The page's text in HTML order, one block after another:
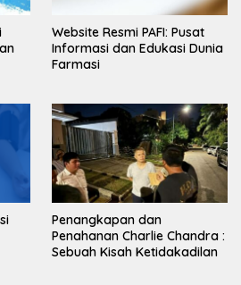
Website Resmi PAFI: Pusat
Informasi dan Edukasi Dunia
Farmasi
Penangkapan dan
Penahanan Charlie Chandra :
Sebuah Kisah Ketidakadilan